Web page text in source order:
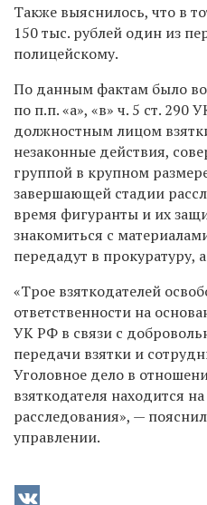
Также выяснилось, что в
150 тыс. рублей один из
полицейскому.
По данным фактам было
по п.п. «а», «в» ч. 5 ст. 290
должностным лицом
незаконные действия,
группой в крупном
завершающей стадии
время фигуранты и их
знакомиться с
передадут в прокуратуру,
«Трое взяткодателей
ответственности на
УК РФ в связи с
передачи взятки и
Уголовное дело в
взяткодателя находится
расследования», —
управлении.